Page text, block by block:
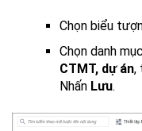
Chọn biểu
Chọn danh mục
CTMT, dự án,
Nhấn Lưu.